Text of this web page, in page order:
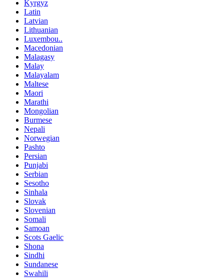
Kyrgyz
Latin
Latvian
Lithuanian
Luxembou..
Macedonian
Malagasy
Malay
Malayalam
Maltese
Maori
Marathi
Mongolian
Burmese
Nepali
Norwegian
Pashto
Persian
Punjabi
Serbian
Sesotho
Sinhala
Slovak
Slovenian
Somali
Samoan
Scots Gaelic
Shona
Sindhi
Sundanese
Swahili